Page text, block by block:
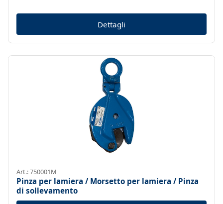
Dettagli
Art.: 750001M
Pinza per lamiera / Morsetto per lamiera / Pinza
di sollevamento